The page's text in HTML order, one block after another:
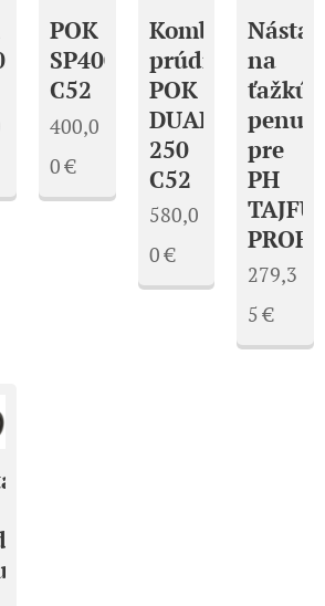
POK
SP400
C52
400,0
0€
Kombinovaná
prúdnica
POK
DUAL
250
C52
580,0
0€
na
ťažkú
penu
pre
PH
PROFI
279,3
5€